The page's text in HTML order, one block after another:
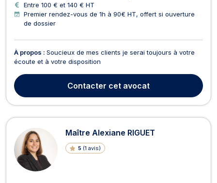
Entre 100 € et 140 € HT
Premier rendez-vous de 1h à 90€ HT, offert si ouverture
de dossier
À propos : Soucieux de mes clients je serai toujours à votre
écoute et à votre disposition
Contacter cet avocat
Maître Alexiane RIGUET
5 (1 avis)